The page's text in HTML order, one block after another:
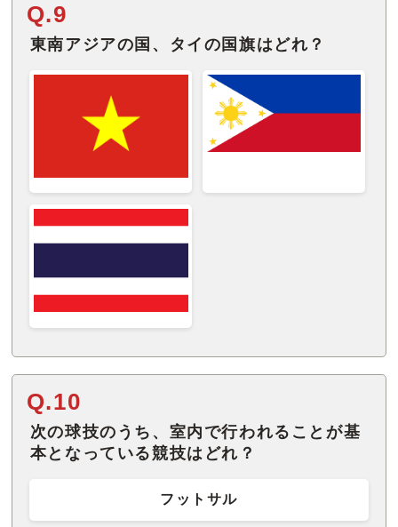
Q.9
東南アジアの国、タイの国旗はどれ？
Q.10
次の球技のうち、室内で行われることが基
本となっている競技はどれ？
フットサル